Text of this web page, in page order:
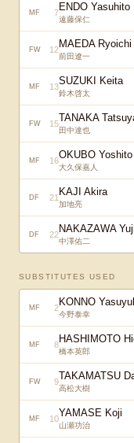
MF 7ENDO Yasuhito
遠藤保仁
FW 12MAEDA Ryoichi
前田遼一
MF 13SUZUKI Keita
鈴木啓太
FW 15TANAKA
田中達也
MF 16OKUBO Yoshito
大久保嘉人
DF 21 KAJI Akira
加地亮
DF 22NAKAZAWA Yuji
中澤佑二
SUBSTITUTES USED
MF 2KONNO
今野泰幸
MF 8HASHIMOTO
橋本英郎
FW 9TAKAMATSU
高松大樹
MF 10YAMASE Koji
山瀬功治